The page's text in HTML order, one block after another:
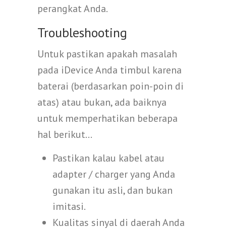
perangkat Anda.
Troubleshooting
Untuk pastikan apakah masalah
pada iDevice Anda timbul karena
baterai (berdasarkan poin-poin di
atas) atau bukan, ada baiknya
untuk memperhatikan beberapa
hal berikut…
Pastikan kalau kabel atau
adapter / charger yang Anda
gunakan itu asli, dan bukan
imitasi.
Kualitas sinyal di daerah Anda